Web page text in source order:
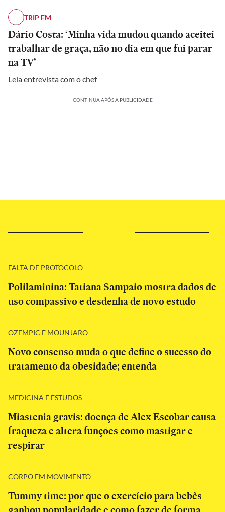
TRIP FM
Dário Costa: ‘Minha vida mudou quando aceitei
trabalhar de graça, não no dia em que fui parar
na TV’
Leia entrevista com o chef
CONTINUA APÓS A PUBLICIDADE
FALTA DE PROTOCOLO
Polilaminina: Tatiana Sampaio mostra dados de
uso compassivo e desdenha de novo estudo
OZEMPIC E MOUNJARO
Novo consenso muda o que define o sucesso do
tratamento da obesidade; entenda
MEDICINA E ESTUDOS
Miastenia gravis: doença de Alex Escobar causa
fraqueza e altera funções como mastigar e
respirar
CORPO EM MOVIMENTO
Tummy time: por que o exercício para bebês